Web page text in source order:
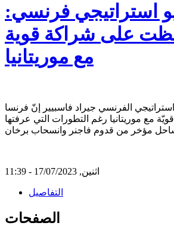
استراتيجي فرنسي:
على شراكة قوية
مع موريتانيا
الفرنسي جيراد فاسبيير إنّ فرنسا
مع موريتانيا رغم التطورات التي عرفتها
اثنين, 17/07/2023 - 11:39
التفاصيل
الصفحات